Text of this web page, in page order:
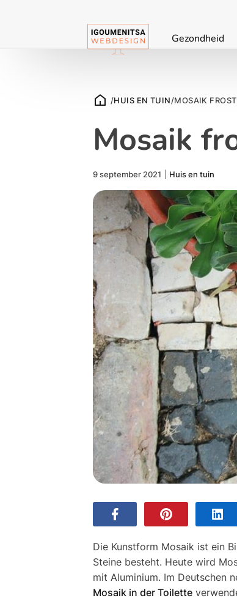
Gezondheid
/HUIS EN TUIN/MOSAIK
Mosaik
9 september 2021 Huis en tuin
Die Kunstform Mosaik ist ein
Steine ​​besteht. Heute wird
mit Aluminium. Im Deutschen
Mosaik in der Toilette